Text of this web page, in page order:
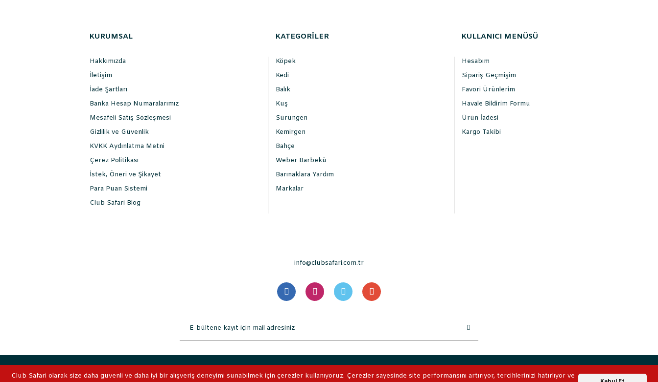
Club Safari olarak size daha güvenli ve daha iyi bir alışveriş deneyimi sunabilmek için çerezler kullanıyoruz. Çerezler sayesinde site performansını artırıyor, tercihlerinizi hatırlıyor ve
KURUMSAL
Hakkımızda
İletişim
İade Şartları
Banka Hesap Numaralarımız
Mesafeli Satış Sözleşmesi
Gizlilik ve Güvenlik
KVKK Aydınlatma Metni
Çerez Politikası
İstek, Öneri ve Şikayet
Para Puan Sistemi
Club Safari Blog
KATEGORİLER
Köpek
Kedi
Balık
Kuş
Sürüngen
Kemirgen
Bahçe
Weber Barbekü
Barınaklara Yardım
Markalar
KULLANICI MENÜSÜ
Hesabım
Sipariş Geçmişim
Favori Ürünlerim
Havale Bildirim Formu
Ürün İadesi
Kargo Takibi
info@clubsafari.com.tr